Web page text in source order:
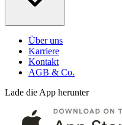
Über uns
Karriere
Kontakt
AGB & Co.
Lade die App herunter